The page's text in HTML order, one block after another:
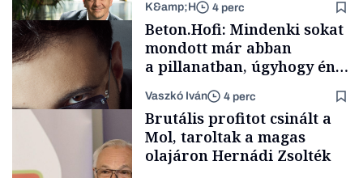
Makro
TÁMOGATÓI
TARTALOM
K&amp;H 4 perc
Beton.Hofi: Mindenki sokat
mondott már abban
a pillanatban, úgyhogy én
a legsarkosabb
gondolataimat akartam
kimondani
Vaszkó Iván 4 perc
Brutális profitot csinált a
Mol, taroltak a magas
olajáron Hernádi Zsolték